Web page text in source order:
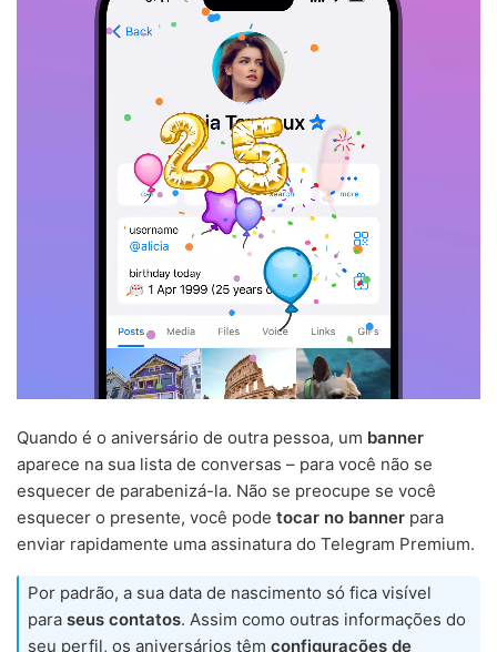
Quando é o aniversário de outra pessoa, um banner
aparece na sua lista de conversas – para você não se
esquecer de parabenizá-la. Não se preocupe se você
esquecer o presente, você pode tocar no banner para
enviar rapidamente uma assinatura do Telegram Premium.
Por padrão, a sua data de nascimento só fica visível
para seus contatos. Assim como outras informações do
seu perfil, os aniversários têm configurações de